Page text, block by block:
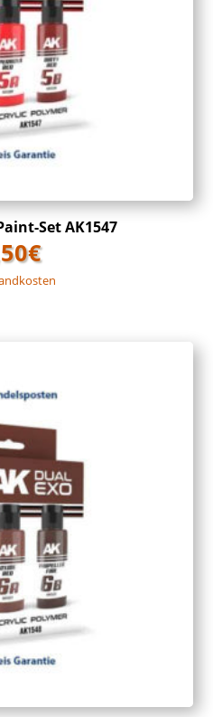
Set AK1547
€